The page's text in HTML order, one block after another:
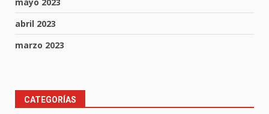
abril 2023
marzo 2023
CATEGORÍAS
LEGALIDAD CON LA